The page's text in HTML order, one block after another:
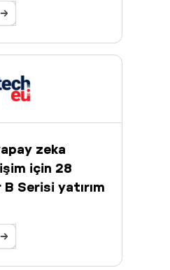
zeka
için 28
Serisi yatırım